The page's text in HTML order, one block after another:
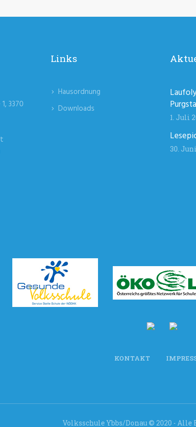
3370
Links
Hausordnung
Downloads
1. Juli
30.
KONTAKT
Volksschule Ybbs/Donau © 2020 - Alle